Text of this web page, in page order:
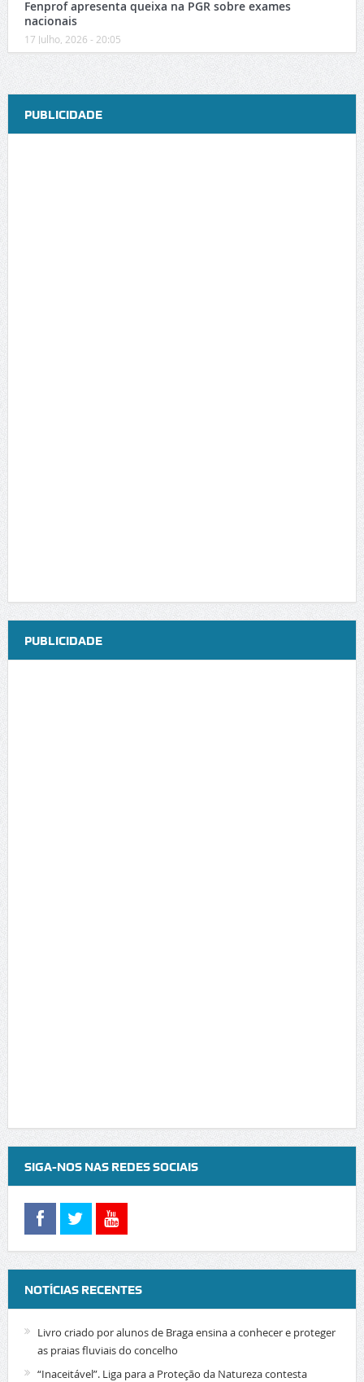
Fenprof apresenta queixa na PGR sobre exames
nacionais
17 Julho, 2026 - 20:05
PUBLICIDADE
PUBLICIDADE
SIGA-NOS NAS REDES SOCIAIS
NOTÍCIAS RECENTES
Livro criado por alunos de Braga ensina a conhecer e proteger
as praias fluviais do concelho
“Inaceitável”. Liga para a Proteção da Natureza contesta